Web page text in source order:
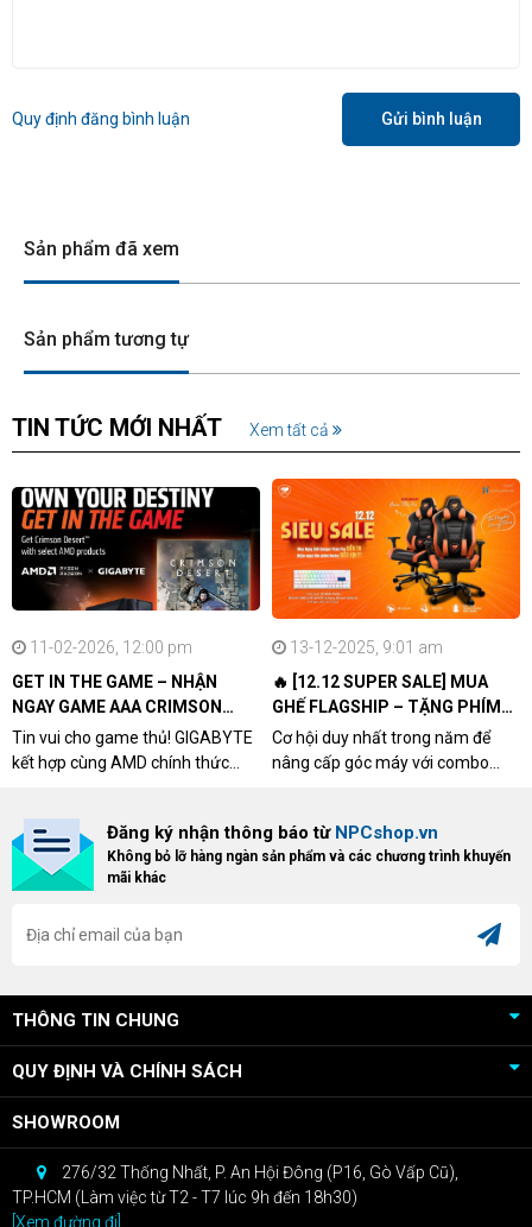
Quy định đăng bình luận Gửi bình luận
Sản phẩm đã xem
Sản phẩm tương tự
TIN TỨC MỚI NHẤT Xem tất cả
11-02-2026, 12:00 pm
GET IN THE GAME – NHẬN
NGAY GAME AAA CRIMSON
DESERT CÙNG GIGABYTE &
AMD
Tin vui cho game thủ! GIGABYTE
kết hợp cùng AMD chính thức
khách hàng sở hữu VGA Radeon
RX 9070 / RX 9070 XT.
13-12-2025, 9:01 am
🔥 [12.12 SUPER SALE] MUA
GHẾ FLAGSHIP – TẶNG PHÍM
CƠ XỊN
Cơ hội duy nhất trong năm để
nâng cấp góc máy với combo
dòng ghế Gaming cao cấp nhất,
bạn sẽ nhận ngay quà tặng trị giá
Đăng ký nhận thông báo từ NPCshop.vn
Không bỏ lỡ hàng ngàn sản phẩm và các chương trình khuyến
mãi khác
THÔNG TIN CHUNG
QUY ĐỊNH VÀ CHÍNH SÁCH
SHOWROOM
276/32 Thống Nhất, P. An Hội Đông (P16, Gò Vấp Cũ),
TP.HCM (Làm việc từ T2 - T7 lúc 9h đến 18h30)
[Xem đường đi]